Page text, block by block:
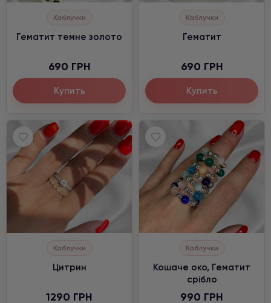
Каблучки
Гематит темне золото
690 ГРН
Купить
Каблучки
Гематит
690 ГРН
Купить
Каблучки
Цитрин
1290 ГРН
Каблучки
Кошаче око, Гематит
срібло
990 ГРН